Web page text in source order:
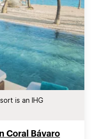
is an IHG
Coral Bávaro